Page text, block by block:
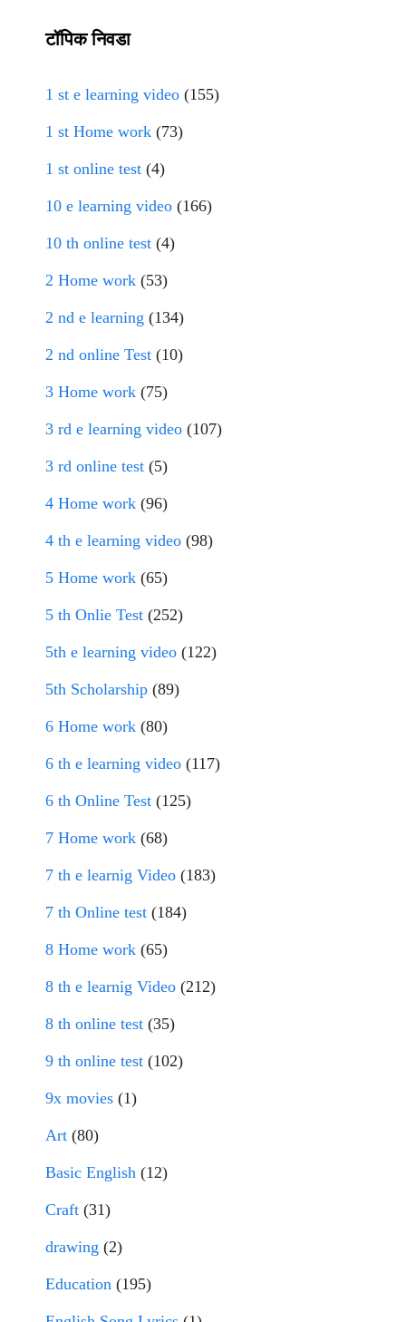
टॉपिक निवडा
1 st e learning video (155)
1 st Home work (73)
1 st online test (4)
10 e learning video (166)
10 th online test (4)
2 Home work (53)
2 nd e learning (134)
2 nd online Test (10)
3 Home work (75)
3 rd e learning video (107)
3 rd online test (5)
4 Home work (96)
4 th e learning video (98)
5 Home work (65)
5 th Onlie Test (252)
5th e learning video (122)
5th Scholarship (89)
6 Home work (80)
6 th e learning video (117)
6 th Online Test (125)
7 Home work (68)
7 th e learnig Video (183)
7 th Online test (184)
8 Home work (65)
8 th e learnig Video (212)
8 th online test (35)
9 th online test (102)
9x movies (1)
Art (80)
Basic English (12)
Craft (31)
drawing (2)
Education (195)